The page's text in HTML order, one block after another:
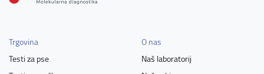
Trgovina
Testi za pse
O nas
Naš laboratorij